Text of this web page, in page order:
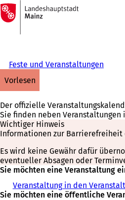
Inhalt anspringen
Zur
Startseite
Feste und Veranstaltungen
vorlesen
Der offizielle
Sie finden neben Veranstaltungen
Wichtiger Hinweis
Informationen zur Barrierefreiheit
Es wird keine Gewähr dafür
eventueller Absagen oder
Sie möchten eine Veranstaltung
Veranstaltung in den
Sie möchten eine öffentliche